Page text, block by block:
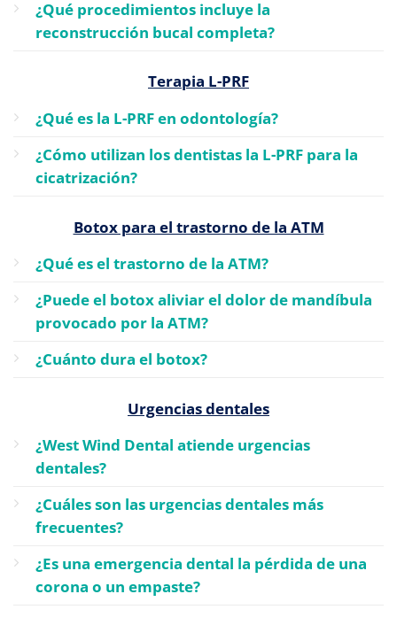
¿Qué procedimientos incluye la
reconstrucción bucal completa?
Terapia L-PRF
¿Qué es la L-PRF en odontología?
¿Cómo utilizan los dentistas la L-PRF para la
cicatrización?
Botox para el trastorno de la ATM
¿Qué es el trastorno de la ATM?
¿Puede el botox aliviar el dolor de mandíbula
provocado por la ATM?
¿Cuánto dura el botox?
Urgencias dentales
¿West Wind Dental atiende urgencias
dentales?
¿Cuáles son las urgencias dentales más
frecuentes?
¿Es una emergencia dental la pérdida de una
corona o un empaste?